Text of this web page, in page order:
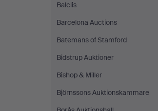
Balclis
Barcelona Auctions
Batemans of Stamford
Bidstrup Auktioner
Bishop & Miller
Björnssons Auktionskammare